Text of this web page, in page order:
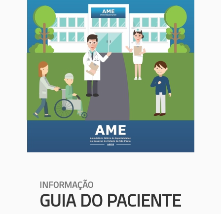
INFORMAÇÃO
GUIA DO PACIENTE